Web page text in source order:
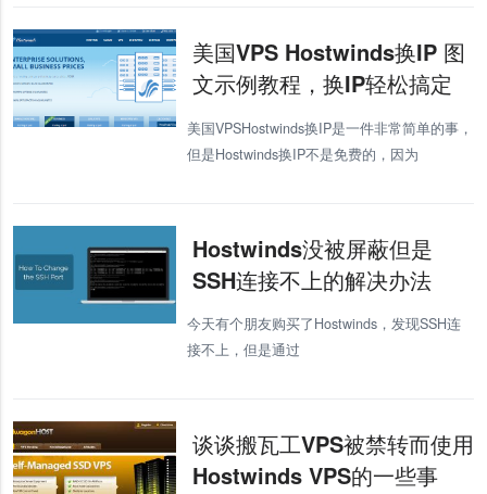
美国VPS Hostwinds换IP 图
文示例教程，换IP轻松搞定
美国VPSHostwinds换IP是一件非常简单的事，
但是Hostwinds换IP不是免费的，因为
Hostwinds没被屏蔽但是
SSH连接不上的解决办法
今天有个朋友购买了Hostwinds，发现SSH连
接不上，但是通过
谈谈搬瓦工VPS被禁转而使用
Hostwinds VPS的一些事